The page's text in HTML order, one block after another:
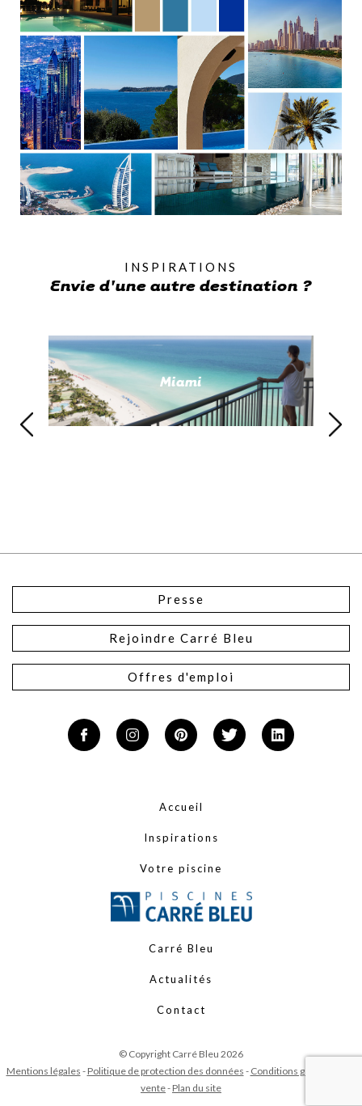
INSPIRATIONS
Envie d'une autre destination ?
Miami
Presse
Rejoindre Carré Bleu
Offres d'emploi
Accueil
Inspirations
Votre piscine
Carré Bleu
Actualités
Contact
© Copyright Carré Bleu 2026
Mentions légales - Politique de protection des données - Conditions générales de
vente- Plan du site